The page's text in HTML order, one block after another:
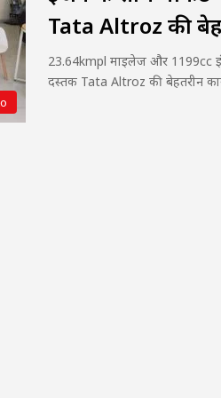
Tata Altroz की
23.64kmpl माइलेज और 1199cc
दस्तक Tata Altroz की बेहतरीन